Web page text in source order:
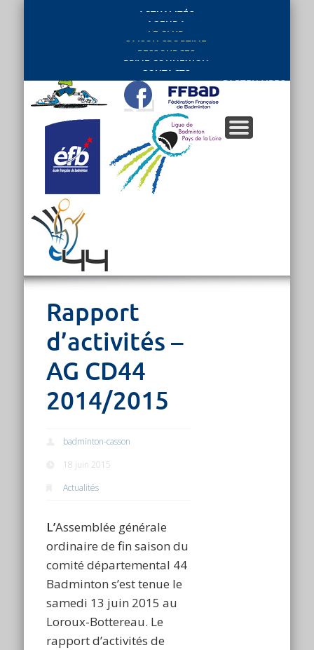
ACTUALITÉS
AGENDA
LE CLUB
SAISON SPORTIVE
RESSOURCES
PRIVE CONNEXION
CONTACTS
PARTENAIRES
Rapport
d’activités –
AG CD44
2014/2015
badminton-casson
18 juin 2015
Actualités
L’Assemblée générale
ordinaire de fin saison du
comité départemental 44
Badminton s’est tenue le
samedi 13 juin 2015 au
Loroux-Bottereau. Le
rapport d’activités de